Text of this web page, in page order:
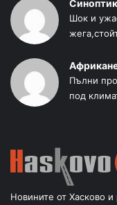
Шок и
Пълни
под
Новините от Хасково и